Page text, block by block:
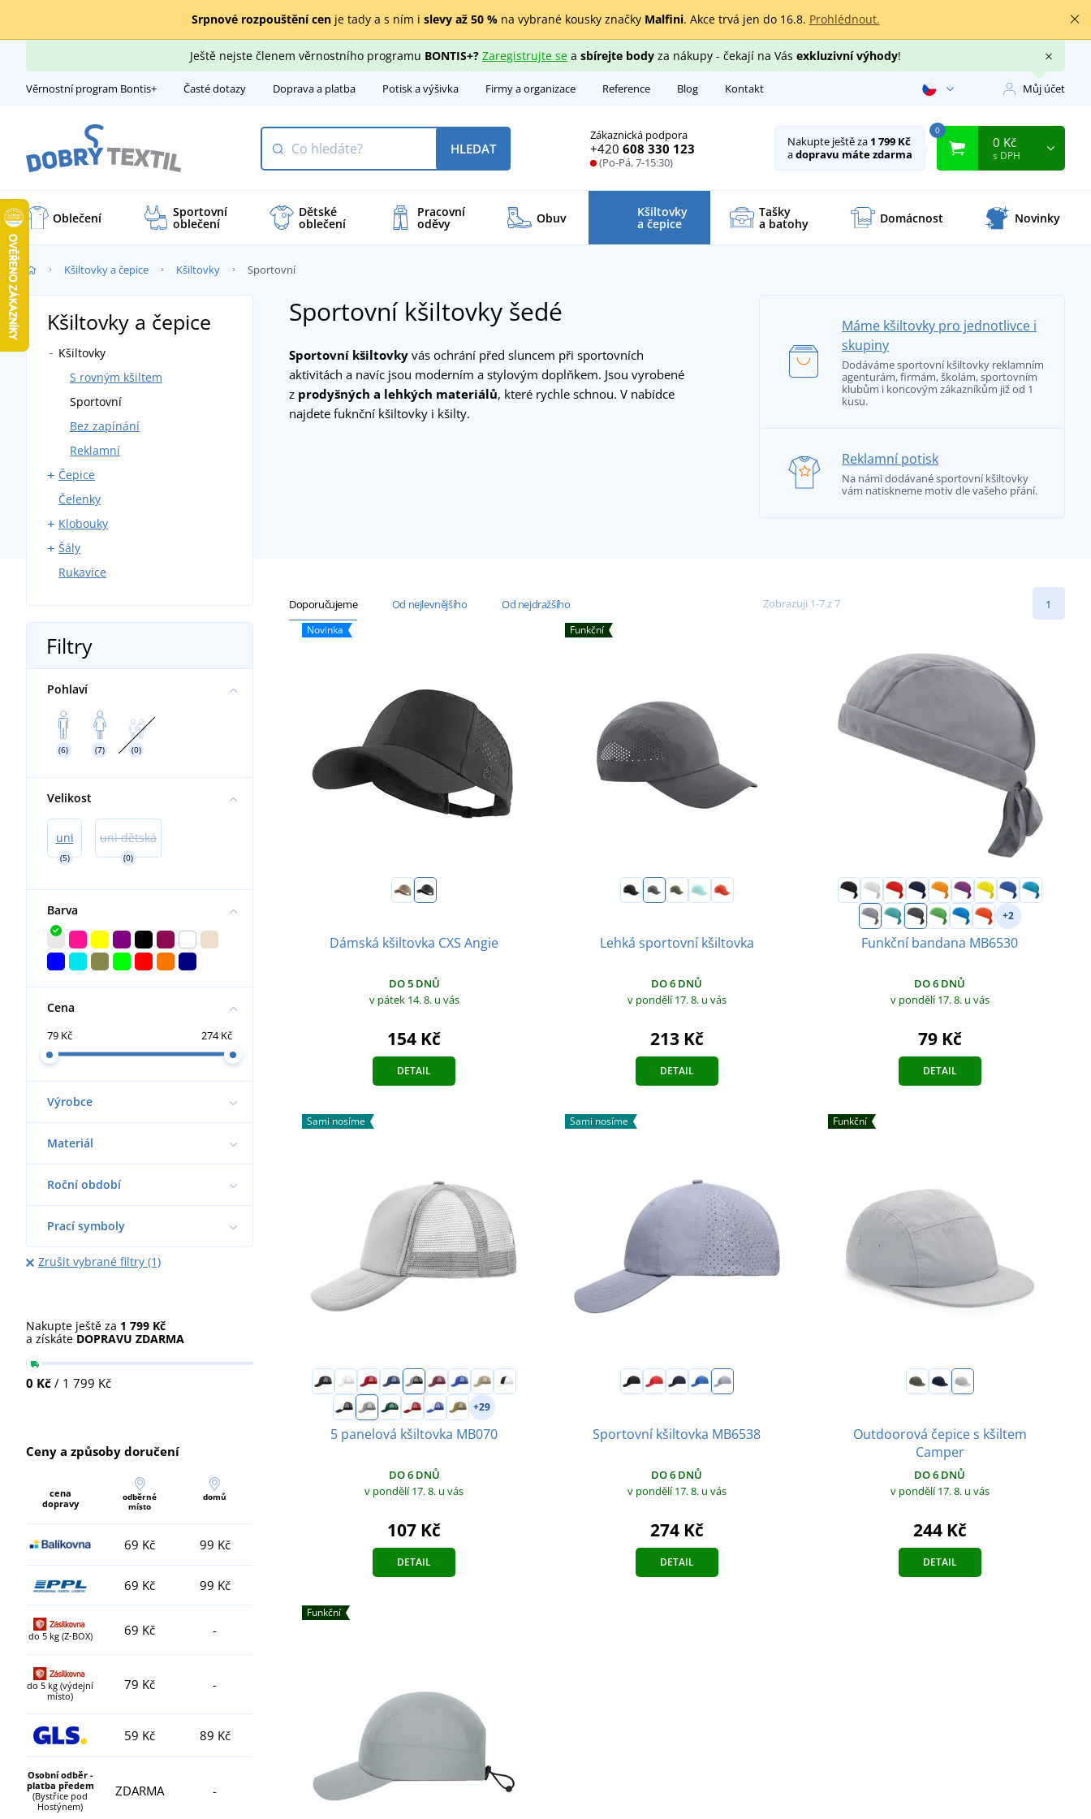
Srpnové rozpouštění cenje tady a s ním i slevy až 50 %na vybrané kousky značky Malfini. Akce trvá jen do 16.8. Prohlédnout.
Ještě nejste členem věrnostního programu BONTIS+? Zaregistrujte sea sbírejte bodyza nákupy - čekají na Vás exkluzivní výhody!
Věrnostní program Bontis+ Časté dotazy Doprava a platba Potisk a výšivka Firmy a organizace Reference Blog Kontakt Můj účet
Zákaznická podpora
+420 608 330 123
(Po-Pá, 7-15:30)
HLEDAT Nakupte ještě za 1 799 Kč
adopravu máte zdarma
0
0 Kč
s DPH
Oblečení Sportovní
oblečení
Dětské
oblečení
Pracovní
oděvy Obuv Kšiltovky
a čepice
Tašky
a batohy Domácnost Novinky
Kšiltovky a čepice Kšiltovky Sportovní
Sportovní kšiltovky šedé
Sportovní kšiltovky vás ochrání před sluncem při sportovních
aktivitách a navíc jsou moderním a stylovým doplňkem. Jsou vyrobené
z prodyšných a lehkých materiálů, které rychle schnou. V nabídce
najdete fuknční kšiltovky i kšilty.
Máme kšiltovky pro jednotlivce i
skupiny
Dodáváme sportovní kšiltovky reklamním
agenturám, firmám, školám, sportovním
klubům i koncovým zákazníkům již od 1
kusu.
Reklamní potisk
Na námi dodávané sportovní kšiltovky
vám natiskneme motiv dle vašeho přání.
Kšiltovky a čepice
Kšiltovky
S rovným kšiltem
Sportovní
Bez zapínání
Reklamní
Čepice
Pracovní čepice
Čepice s kšiltem
Čepice s bambulí
Pletené čepice
Sportovní čepice
Zmijovky Bontis
Čelenky
Klobouky
Sportovní klobouky
Plážové klobouky
Šály
Pletené
Velké
Rukavice
Filtry
Pohlaví
(6) (7) (0)
Velikost
uni
(5)
uni dětská
(0)
Barva
Cena
79 Kč 274 Kč
Výrobce
Materiál
Roční období
Prací symboly
Zrušit vybrané filtry (1)
Nakupte ještě za 1 799 Kč
a získáte DOPRAVU ZDARMA
0 Kč / 1 799 Kč
Ceny a způsoby doručení
cena
dopravy
odběrné
místo
domů
69 Kč 99 Kč
69 Kč 99 Kč
do 5 kg (Z-BOX) 69 Kč -
do 5 kg (výdejní
místo)
79 Kč -
59 Kč 89 Kč
Osobní odběr -
platba předem
(Bystřice pod
Hostýnem)
ZDARMA -
Doporučujeme Od nejlevnějšího Od nejdražšího Zobrazuji 1-7 z 7 1
Novinka
Dámská kšiltovka CXS Angie
DO 5 DNŮ
v pátek 14. 8. u vás
154 Kč
DETAIL
Funkční
Lehká sportovní kšiltovka
DO 6 DNŮ
v pondělí 17. 8. u vás
213 Kč
DETAIL
+2
Funkční bandana MB6530
DO 6 DNŮ
v pondělí 17. 8. u vás
79 Kč
DETAIL
Sami nosíme
+29
5 panelová kšiltovka MB070
DO 6 DNŮ
v pondělí 17. 8. u vás
107 Kč
DETAIL
Sami nosíme
Sportovní kšiltovka MB6538
DO 6 DNŮ
v pondělí 17. 8. u vás
274 Kč
DETAIL
Funkční
Outdoorová čepice s kšiltem
Camper
DO 6 DNŮ
v pondělí 17. 8. u vás
244 Kč
DETAIL
Funkční